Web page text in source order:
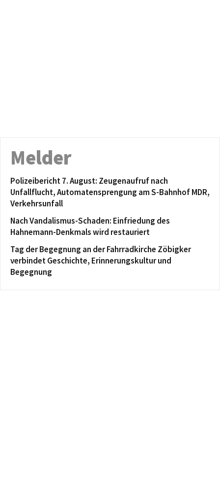
Melder
Polizeibericht 7. August: Zeugenaufruf nach
Unfallflucht, Automatensprengung am S-Bahnhof MDR,
Verkehrsunfall
Nach Vandalismus-Schaden: Einfriedung des
Hahnemann-Denkmals wird restauriert
Tag der Begegnung an der Fahrradkirche Zöbigker
verbindet Geschichte, Erinnerungskultur und
Begegnung